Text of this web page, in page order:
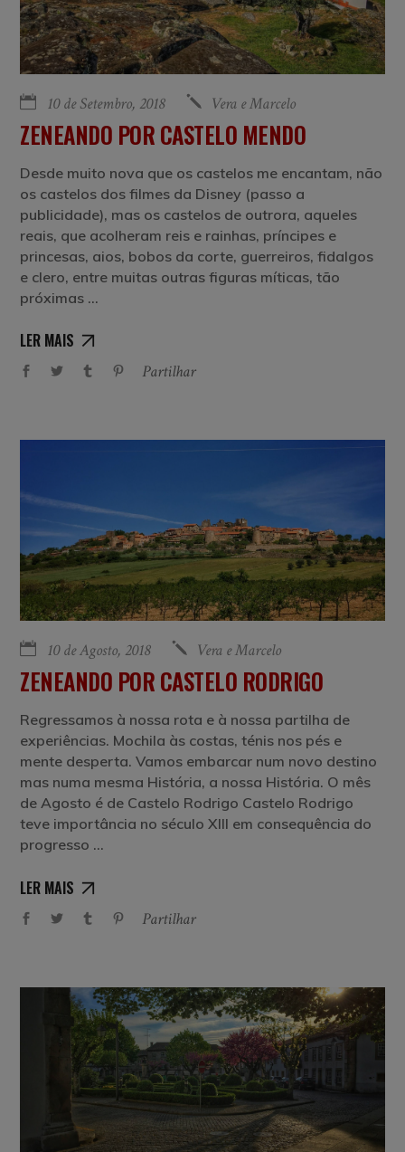
10 de Setembro, 2018 Vera e Marcelo
ZENEANDO POR CASTELO MENDO
Desde muito nova que os castelos me encantam, não
os castelos dos filmes da Disney (passo a
publicidade), mas os castelos de outrora, aqueles
reais, que acolheram reis e rainhas, príncipes e
princesas, aios, bobos da corte, guerreiros, fidalgos
e clero, entre muitas outras figuras míticas, tão
próximas
LER MAIS
Partilhar
10 de Agosto, 2018 Vera e Marcelo
ZENEANDO POR CASTELO RODRIGO
Regressamos à nossa rota e à nossa partilha de
experiências. Mochila às costas, ténis nos pés e
mente desperta. Vamos embarcar num novo destino
mas numa mesma História, a nossa História. O mês
de Agosto é de Castelo Rodrigo Castelo Rodrigo
teve importância no século XIII em consequência do
progresso
LER MAIS
Partilhar